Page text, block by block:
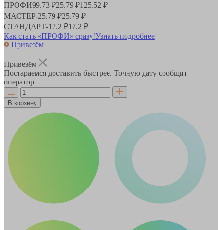
ПРОФИ99.73 ₽25.79 ₽125.52 ₽
МАСТЕР-25.79 ₽25.79 ₽
СТАНДАРТ-17.2 ₽17.2 ₽
Как стать «ПРОФИ» сразу!Узнать подробнее
Привезём
Привезём
Постараемся доставить быстрее. Точную дату сообщит
оператор.
В корзину